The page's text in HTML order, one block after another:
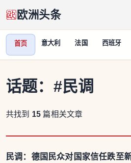
欧洲头条
首页 意大利 法国 西班牙
话题： #民调
共找到 15 篇相关文章
民调：德国民众对国家信任跌至